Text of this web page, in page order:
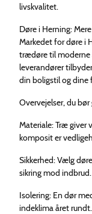
livskvalitet.
Døre i Herning:
Markedet for døre i
trædøre til moderne
leverandører
din boligstil og dine
Overvejelser, du
Materiale: Træ giver
komposit er
Sikkerhed: Vælg
sikring mod indbrud.
Isolering: En dør
indeklima året rundt.